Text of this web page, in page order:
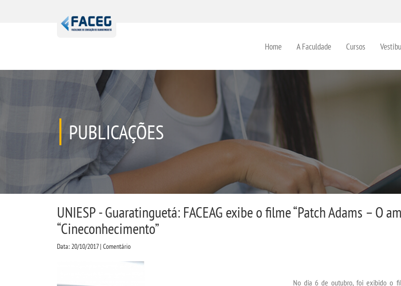
Home A Faculdade Cursos
PUBLICAÇÕES
UNIESP - Guaratinguetá: FACEAG exibe o filme “Patch Adams – O
“Cineconhecimento”
Data: 20/10/2017 | Comentário
No dia 6 de outubro, foi exibido o